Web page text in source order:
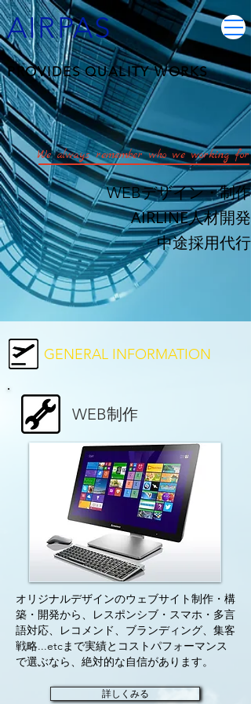
AIRPAS
PROVIDES QUALITY WORKS
We always remember who we working for
WEBデザイン・制作
AIRLINE人材開発
中途採用代行
GENERAL INFORMATION
WEB制作
オリジナルデザインのウェブサイト制作・構
築・開発から、レスポンシブ・スマホ・多言
語対応、レコメンド、ブランディング、集客
戦略...etcまで実績とコストパフォーマンス
で選ぶなら、絶対的な自信があります。
詳しくみる